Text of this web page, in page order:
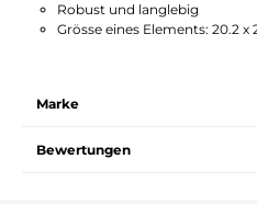
Robust und langlebig
Grösse eines Elements: 20.2 x
Marke
Bewertungen